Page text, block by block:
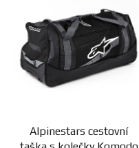
Alpinestars cestovní